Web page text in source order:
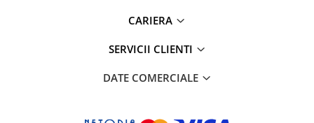
CARIERA
SERVICII CLIENTI
DATE COMERCIALE